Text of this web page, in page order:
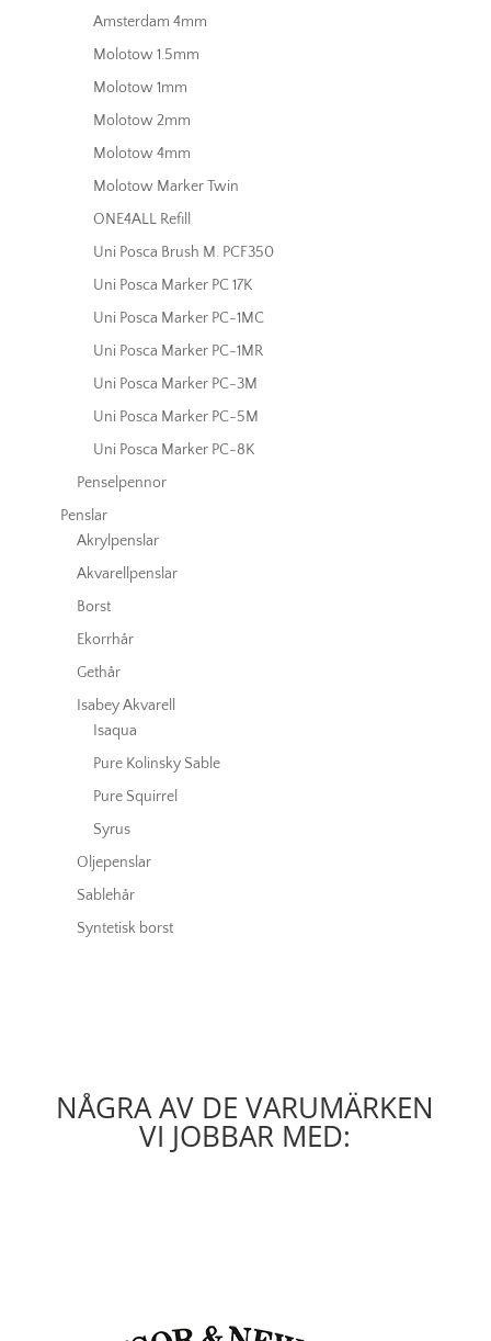
Amsterdam 4mm
Molotow 1.5mm
Molotow 1mm
Molotow 2mm
Molotow 4mm
Molotow Marker Twin
ONE4ALL Refill
Uni Posca Brush M. PCF350
Uni Posca Marker PC 17K
Uni Posca Marker PC-1MC
Uni Posca Marker PC-1MR
Uni Posca Marker PC-3M
Uni Posca Marker PC-5M
Uni Posca Marker PC-8K
Penselpennor
Penslar
Akrylpenslar
Akvarellpenslar
Borst
Ekorrhår
Gethår
Isabey Akvarell
Isaqua
Pure Kolinsky Sable
Pure Squirrel
Syrus
Oljepenslar
Sablehår
Syntetisk borst
NÅGRA AV DE VARUMÄRKEN
VI JOBBAR MED: